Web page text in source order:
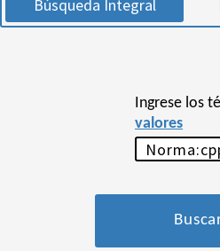
Búsqueda Integral
Ingrese los
valores